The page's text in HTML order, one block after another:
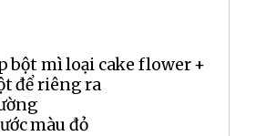
bột mì loại cake flower +
để riêng ra
màu đỏ